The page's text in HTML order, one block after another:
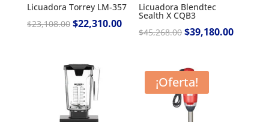
Licuadora Torrey LM-357
$23,108.00 Original
$23,108.00.
$22,310.00Current
price
$22,310.00.
Licuadora Blendtec
Sealth X CQB3
$45,268.00 Original
$45,268.00.
$39,180.00Current
¡Oferta!